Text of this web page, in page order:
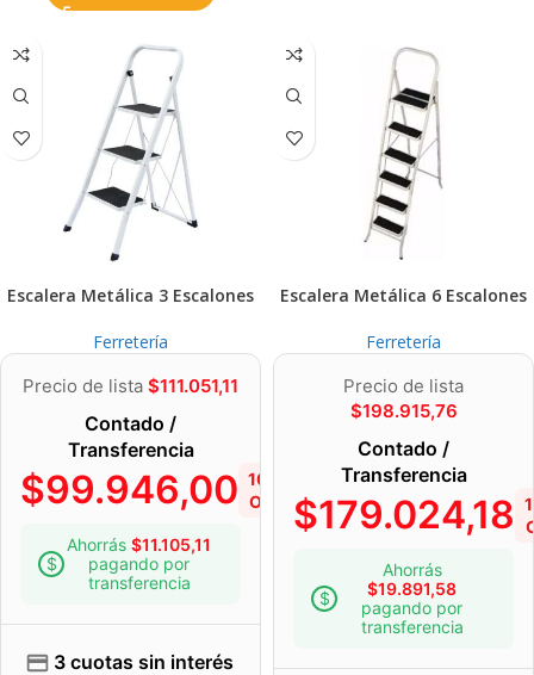
Escalera Metálica 3 Escalones
Ferretería
Precio de lista $111.051,11
Contado /
Transferencia
$99.946,00 10%
OFF
Ahorrás $11.105,11
pagando por
transferencia
3 cuotas sin interés
Escalera Metálica 6 Escalones
Ferretería
Precio de lista
$198.915,76
Contado /
Transferencia
$179.024,18
Ahorrás
$19.891,58
pagando por
transferencia